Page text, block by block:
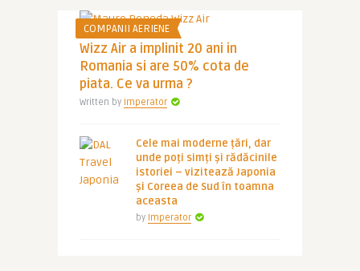
COMPANII AERIENE
Wizz Air a implinit 20 ani in
Romania si are 50% cota de
piata. Ce va urma ?
Written by Imperator
Cele mai moderne țări, dar
unde poți simți și rădăcinile
istoriei – vizitează Japonia
și Coreea de Sud în toamna
aceasta
by Imperator